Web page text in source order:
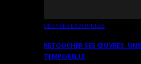
OEUVRES EXPLIQUÉES
RETOUCHER SES ŒUVRES.
TEMPORELLE